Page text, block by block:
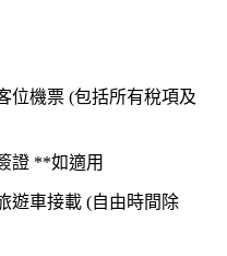
位機票 (包括所有稅項及
證 **如適用
遊車接載 (自由時間除